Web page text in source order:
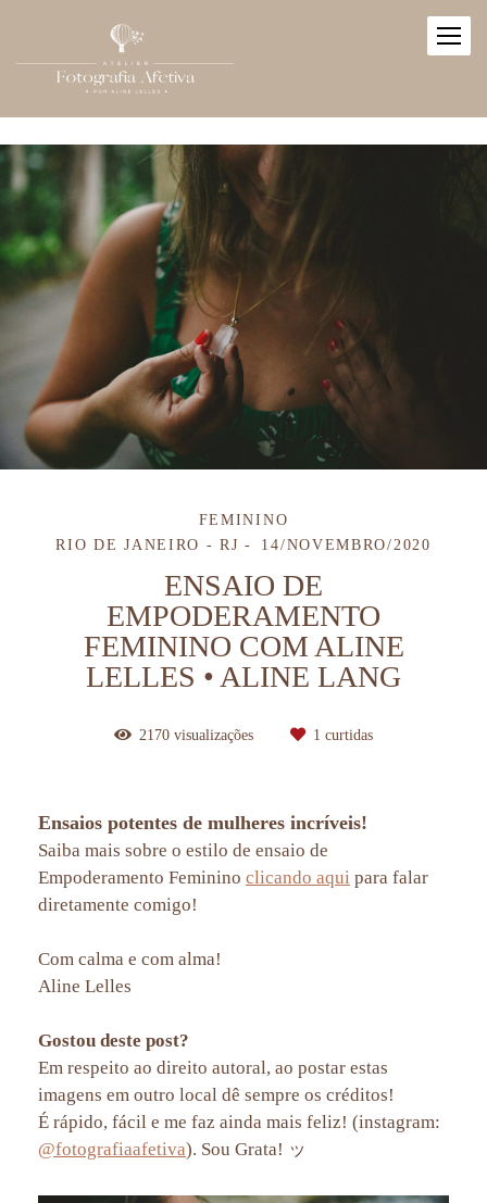
FEMININO
RIO DE JANEIRO - RJ
14/NOVEMBRO/2020
ENSAIO DE
EMPODERAMENTO
FEMININO COM ALINE
LELLES • ALINE LANG
2170 visualizações 1 curtidas
Ensaios potentes de mulheres incríveis!
Saiba mais sobre o estilo de ensaio de
Empoderamento Feminino clicando aqui para falar
diretamente comigo!
Com calma e com alma!
Aline Lelles
Gostou deste post?
Em respeito ao direito autoral, ao postar estas
imagens em outro local dê sempre os créditos!
É rápido, fácil e me faz ainda mais feliz! (instagram:
@fotografiaafetiva). Sou Grata! ッ